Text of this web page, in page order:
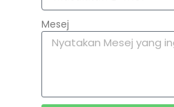
Mesej